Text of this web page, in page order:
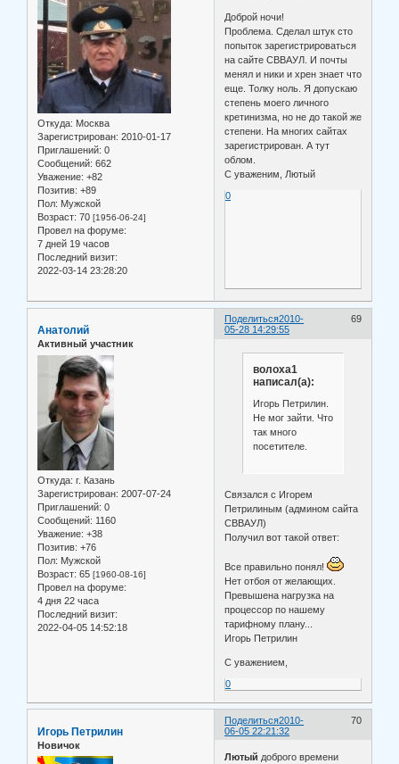
Откуда: Москва
Зарегистрирован: 2010-01-17
Приглашений: 0
Сообщений: 662
Уважение: +82
Позитив: +89
Пол: Мужской
Возраст: 70 [1956-06-24]
Провел на форуме:
7 дней 19 часов
Последний визит:
2022-03-14 23:28:20
Доброй ночи!
Проблема. Сделал штук сто
попыток зарегистрироваться
на сайте СВВАУЛ. И почты
менял и ники и хрен знает что
еще. Толку ноль. Я допускаю
степень моего личного
кретинизма, но не до такой же
степени. На многих сайтах
зарегистрирован. А тут
облом.
С уваженим, Лютый
0
Поделиться 69
2010-
05-28 14:29:55
Анатолий
Активный участник
Откуда: г. Казань
Зарегистрирован: 2007-07-24
Приглашений: 0
Сообщений: 1160
Уважение: +38
Позитив: +76
Пол: Мужской
Возраст: 65 [1960-08-16]
Провел на форуме:
4 дня 22 часа
Последний визит:
2022-04-05 14:52:18
волоха1
написал(а):
Игорь Петрилин.
Не мог зайти. Что
так много
посетителе.
Связался с Игорем
Петрилиным (админом сайта
СВВАУЛ)
Получил вот такой ответ:
Все правильно понял!
Нет отбоя от желающих.
Превышена нагрузка на
процессор по нашему
тарифному плану...
Игорь Петрилин
С уважением,
0
Поделиться 70
2010-
06-05 22:21:32
Игорь Петрилин
Новичок
Лютый доброго времени